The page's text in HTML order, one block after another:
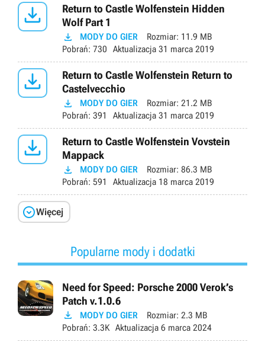

Return to Castle Wolfenstein Hidden
Wolf Part 1
 MODY DO GIER Rozmiar: 11.9 MB
Pobrań: 730 Aktualizacja 31 marca 2019

Return to Castle Wolfenstein Return to
Castelvecchio
 MODY DO GIER Rozmiar: 21.2 MB
Pobrań: 391 Aktualizacja 31 marca 2019

Return to Castle Wolfenstein Vovstein
Mappack
 MODY DO GIER Rozmiar: 86.3 MB
Pobrań: 591 Aktualizacja 18 marca 2019
Więcej
Popularne mody i dodatki
Need for Speed: Porsche 2000 Verok’s
Patch v.1.0.6
 MODY DO GIER Rozmiar: 2.3 MB
Pobrań: 3.3K Aktualizacja 6 marca 2024